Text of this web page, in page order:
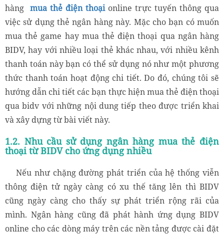
hàng mua thẻ điện thoạionline trực tuyến thông qua
việc sử dụng thẻ ngân hàng này. Mặc cho bạn có muốn
mua thẻ game hay mua thẻ điện thoại qua ngân hàng
BIDV, hay với nhiều loại thẻ khác nhau, với nhiều kênh
thanh toán này bạn có thể sử dụng nó như một phương
thức thanh toán hoạt động chi tiết. Do đó, chúng tôi sẽ
hướng dẫn chi tiết các bạn thực hiện mua thẻ điện thoại
qua bidv với những nội dung tiếp theo được triển khai
và xây dựng từ bài viết này.
1.2. Nhu cầu sử dụng ngân hàng mua thẻ điện
thoại từ BIDV cho ứng dụng nhiều
Nếu như chặng đường phát triển của hệ thống viễn
thông điện tử ngày càng có xu thế tăng lên thì BIDV
cũng ngày càng cho thấy sự phát triển rộng rãi của
mình. Ngân hàng cũng đã phát hành ứng dụng BIDV
online cho các dòng máy trên các nền tảng được cài đặt